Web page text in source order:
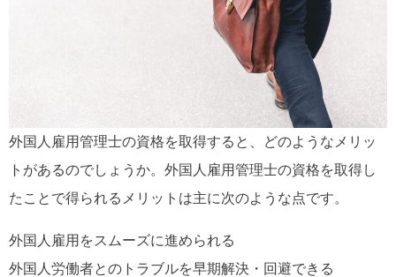
外国人雇用管理士の資格を取得すると、どのようなメリッ
トがあるのでしょうか。外国人雇用管理士の資格を取得し
たことで得られるメリットは主に次のような点です。
外国人雇用をスムーズに進められる
外国人労働者とのトラブルを早期解決・回避できる